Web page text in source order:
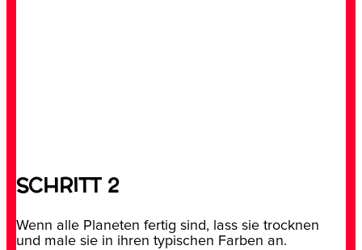
SCHRITT 2
Wenn alle Planeten fertig sind, lass sie trocknen
und male sie in ihren typischen Farben an.